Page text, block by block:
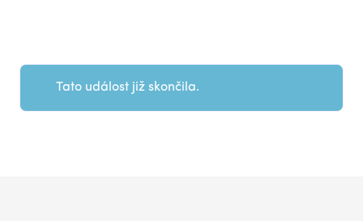
Tato událost již skončila.